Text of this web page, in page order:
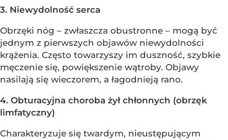
3. Niewydolność serca
Obrzęki nóg – zwłaszcza obustronne – mogą być
jednym z pierwszych objawów niewydolności
krążenia. Często towarzyszy im duszność, szybkie
męczenie się, powiększenie wątroby. Objawy
nasilają się wieczorem, a łagodnieją rano.
4. Obturacyjna choroba żył chłonnych (obrzęk
limfatyczny)
Charakteryzuje się twardym, nieustępującym